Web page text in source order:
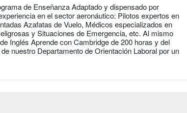
de Enseñanza Adaptado y dispensado por
en el sector aeronáutico: Pilotos expertos en
Azafatas de Vuelo, Médicos especializados en
y Situaciones de Emergencia, etc. Al mismo
Inglés Aprende con Cambridge de 200 horas y del
nuestro Departamento de Orientación Laboral por un